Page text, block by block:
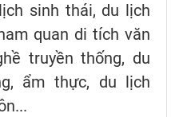
sinh thái, du lịch
quan di tích văn
truyền thống, du
ẩm thực, du lịch